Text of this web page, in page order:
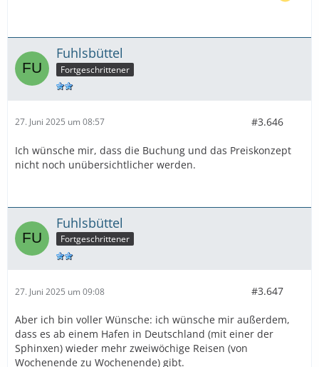
Fuhlsbüttel
Fortgeschrittener
27. Juni 2025 um 08:57 #3.646
Ich wünsche mir, dass die Buchung und das Preiskonzept
nicht noch unübersichtlicher werden.
Fuhlsbüttel
Fortgeschrittener
27. Juni 2025 um 09:08 #3.647
Aber ich bin voller Wünsche: ich wünsche mir außerdem,
dass es ab einem Hafen in Deutschland (mit einer der
Sphinxen) wieder mehr zweiwöchige Reisen (von
Wochenende zu Wochenende) gibt.